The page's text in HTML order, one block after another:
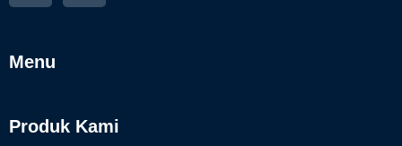
Menu
Produk Kami